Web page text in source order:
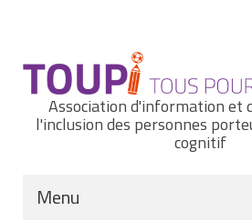
Association d'information et
l'inclusion des personnes
cognitif
Menu